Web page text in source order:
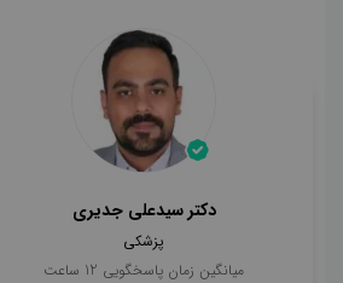
دکتر سیدعلی جدیری
پزشکی
میانگین زمان پاسخگویی 12 ساعت